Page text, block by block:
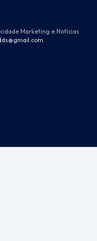
Marketing e Notícias